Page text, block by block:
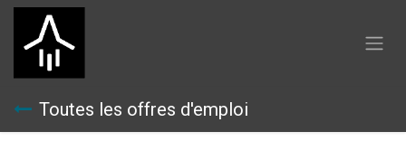
Se rendre au contenu
Toutes les offres d'emploi